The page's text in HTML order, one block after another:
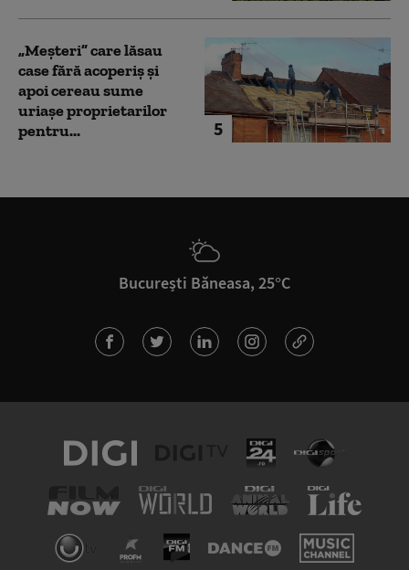
5
„Meșteri” care lăsau
case fără acoperiș și
apoi cereau sume
uriașe proprietarilor
pentru...
București Băneasa, 25°C